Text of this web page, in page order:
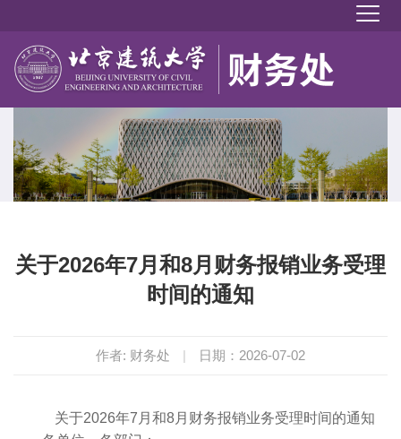
关于2026年7月和8月财务报销业务受理
时间的通知
作者: 财务处 | 日期：2026-07-02
关于2026年7月和8月 财务报销业务受理时间的通知